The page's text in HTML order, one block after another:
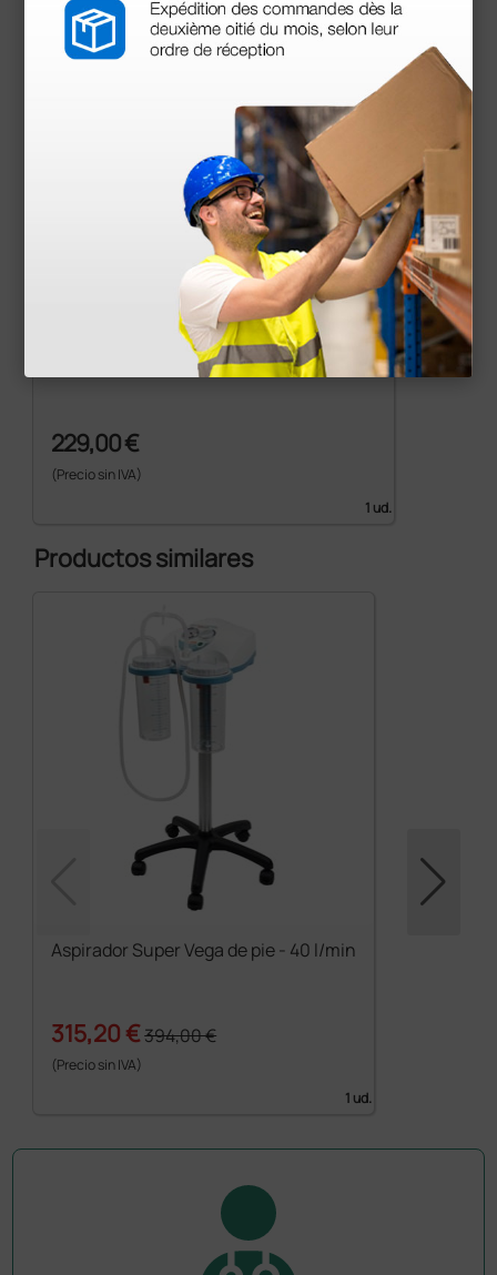
Tubo de silicona 8 × 14 mm - grosor 3 mm
229,00 €
(Precio sin IVA)
1 ud.
más opciones
Productos similares
Aspirador Super Vega de pie - 40 l/min
315,20 €394,00 €
(Precio sin IVA)
1 ud.